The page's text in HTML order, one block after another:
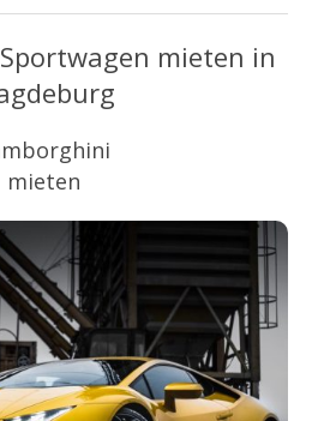
mieten in
mieten